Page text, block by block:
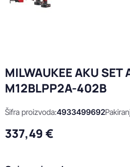
MILWAUKEE AKU SET
M12BLPP2A-402B
Šifra proizvoda:4933499692
337,49 €